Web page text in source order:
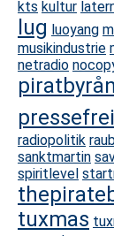
kts kultur
lug luoyang
musikindustrie
netradio
piratbyrån
radiopolitik
sanktmartin
spiritlevel
tuxmas